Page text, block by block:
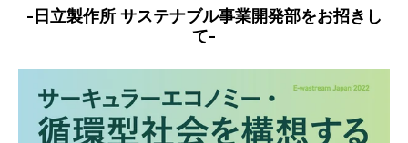
-日立製作所 サステナブル事業開発部をお招きし
て-